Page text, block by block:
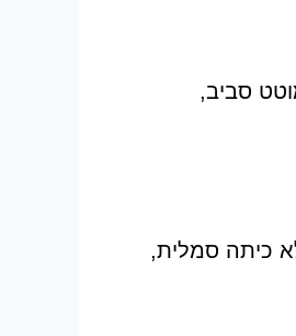
סביב,
כיתה סמלית,